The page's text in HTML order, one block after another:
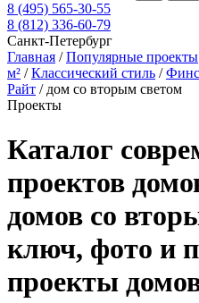
8 (495) 565-30-55
8 (812) 336-60-79
Санкт-Петербург
Главная /Популярные проекты
м² /Классический стиль /
Райт / дом со вторым светом
Проекты
Каталог
проектов
домов со
ключ, фото и
проекты